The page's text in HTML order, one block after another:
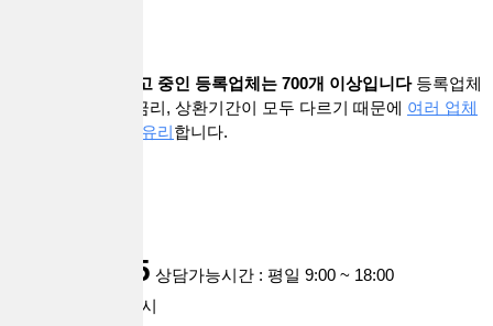
대출브라더스에 광고 중인 등록업체는 700개 이상입니다등록업체
마다 기준과 상품, 금리, 상환기간이 모두 다르기 때문에 여러 업체
와 상담해보시는게 유리합니다.
1668-0935 상담가능시간 : 평일 9:00 ~ 18:00
점심시간 : 12시 ~ 1시